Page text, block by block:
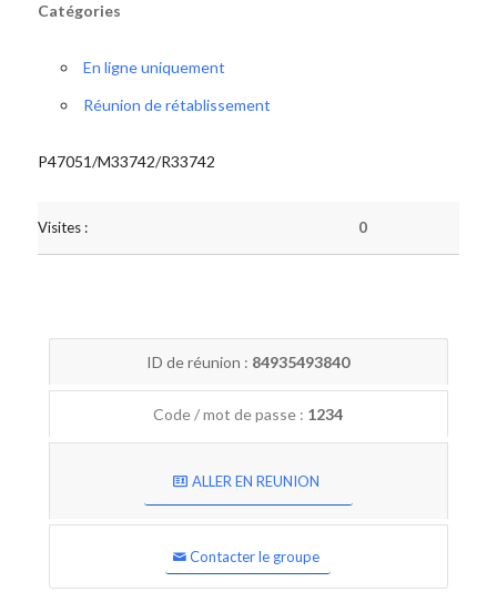
Catégories
En ligne uniquement
Réunion de rétablissement
P47051/M33742/R33742
Visites : 0
ID de réunion : 84935493840
Code / mot de passe : 1234
ALLER EN REUNION
Contacter le groupe